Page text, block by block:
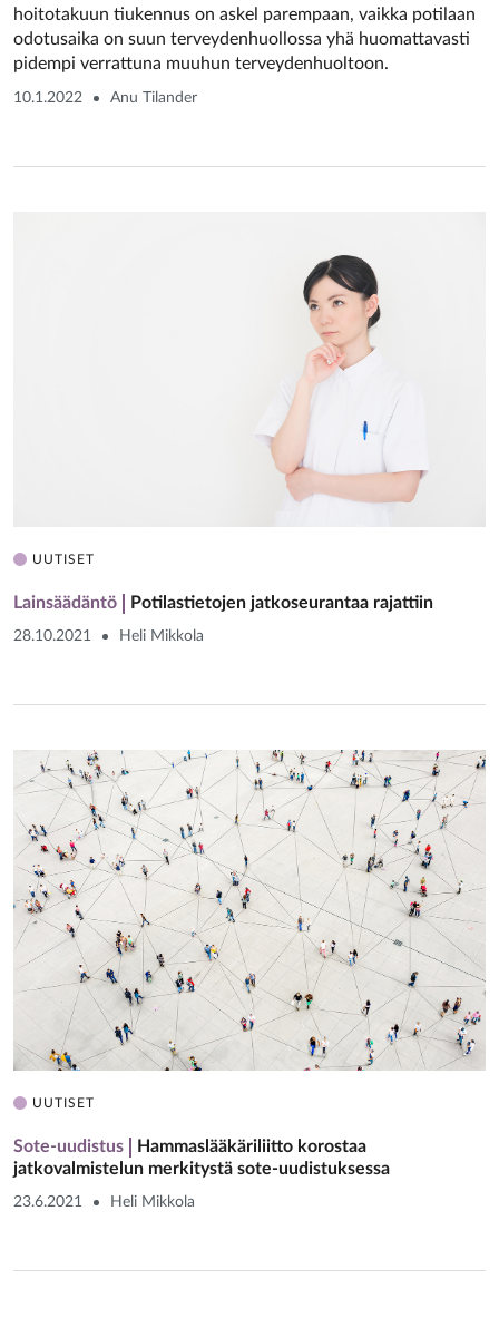
hoitotakuun tiukennus on askel parempaan, vaikka potilaan
odotusaika on suun terveydenhuollossa yhä huomattavasti
pidempi verrattuna muuhun terveydenhuoltoon.
10.1.2022 Anu Tilander
UUTISET
Lainsäädäntö Potilastietojen jatkoseurantaa rajattiin
28.10.2021 Heli Mikkola
UUTISET
Sote-uudistus
Hammaslääkäriliitto korostaa
jatkovalmistelun merkitystä sote-uudistuksessa
23.6.2021 Heli Mikkola